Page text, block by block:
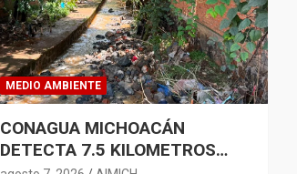
MEDIO AMBIENTE
CONAGUA MICHOACÁN
DETECTA 7.5 KILOMETROS